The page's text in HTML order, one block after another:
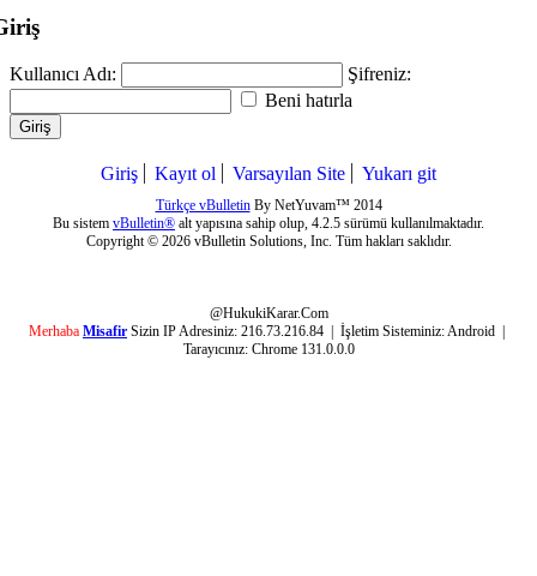
Kullanıcı Adı:
Şifreniz:
Beni hatırla
Giriş
Giriş Kayıt ol Varsayılan Site Yukarı git
Türkçe vBulletinBy NetYuvam™ 2014
Bu sistem vBulletin® alt yapısına sahip olup, 4.2.5 sürümü kullanılmaktadır.
Copyright © 2026 vBulletin Solutions, Inc. Tüm hakları saklıdır.
@HukukiKarar.Com
Merhaba Misafir Sizin IP Adresiniz: 216.73.216.84 | İşletim Sisteminiz:Android
Tarayıcınız: Chrome 131.0.0.0